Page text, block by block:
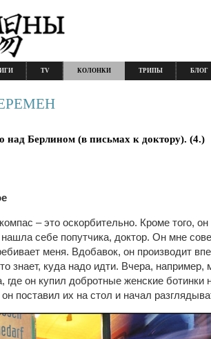
TV КОЛОНКИ ТРИПЫ БЛОГ
над Берлином (в письмах к доктору). (4.)
– это оскорбительно. Кроме того,
себе попутчика, доктор. Он мне
меня. Вдобавок, он производит
знает, куда надо идти. Вчера,
где он купил добротные женские ботинки
поставил их на стол и начал